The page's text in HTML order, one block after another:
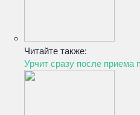
Читайте также:
Урчит сразу после приема